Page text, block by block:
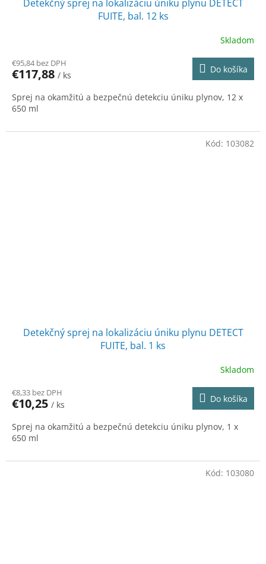
A
R
M
Detekčný sprej na lokalizáciu úniku plynu DETECT
FUITE, bal. 12 ks
Skladom
€95,84 bez DPH
€117,88 / ks
Do košíka
Sprej na okamžitú a bezpečnú detekciu úniku plynov, 12 x
650 ml
Detekčný sprej na lokalizáciu úniku plynu DETECT
FUITE, bal. 1 ks
Skladom
€8,33 bez DPH
€10,25 / ks
Do košíka
Sprej na okamžitú a bezpečnú detekciu úniku plynov, 1 x
650 ml
Kód: 103082
Kód: 103080